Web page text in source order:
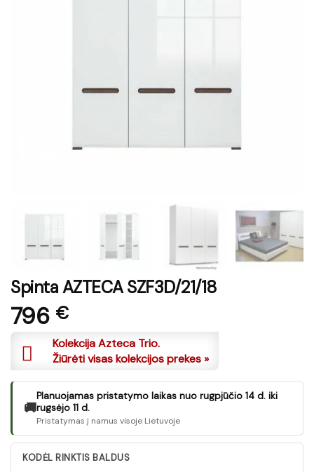
Spinta AZTECA SZF3D/21/18
796 €
Kolekcija Azteca Trio.
Žiūrėti visas kolekcijos prekes »
🚚
Planuojamas pristatymo laikas nuo rugpjūčio 14 d. iki
rugsėjo 11 d.
Pristatymas į namus visoje Lietuvoje
KODĖL RINKTIS BALDUS